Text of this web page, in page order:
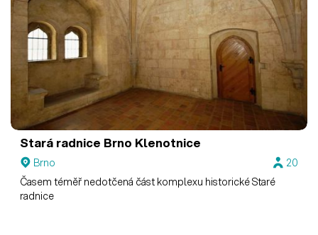
Stará radnice Brno Klenotnice
Brno
20
Časem téměř nedotčená část komplexu historické Staré
radnice